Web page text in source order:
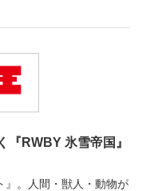
『RWBY 氷雪帝国』
』。人間・獣人・動物が